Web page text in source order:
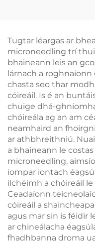
1800W, 3000W, 4 i 1,
spásanna in ionadú,
755 nm, 808 nm,
nm, 1064 nm
Tugtar léargas ar
microneedling trí
bhaineann leis an
lárnach a roghnaíonn
chasta seo thar
cóireáil. Is é an
chuige dhá-
chóireála ag an am
neamhaird an
ar athbhreithniú.
a bhaineann le
microneedling,
iompar iontach
ilchéimh a chóireáil
Ceadaíonn
cóireáil a
agus mar sin is féidir
ar chineálacha
fhadhbanna droma